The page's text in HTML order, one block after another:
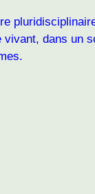
dans un